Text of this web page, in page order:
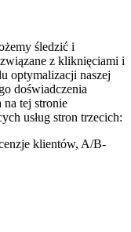
śledzić i
z kliknięciami i
optymalizacji naszej
doświadczenia
tej stronie
usług stron trzecich:
klientów, A/B-